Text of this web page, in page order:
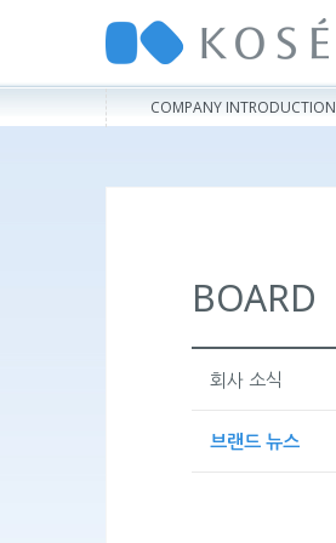
COMPANY INTRODUCTION
BOARD
회사 소식
브랜드 뉴스